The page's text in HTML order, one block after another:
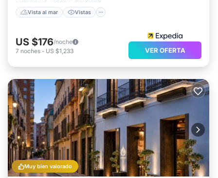
Vista al mar Vistas
US $176/noche
7 noches - US $1,233 VER OFERTA
Muy bien valorado